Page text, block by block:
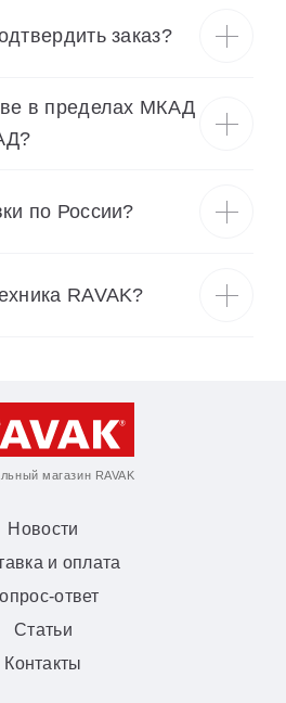
заказ?
в пределах МКАД
по России?
RAVAK?
магазин RAVAK
Новости
и оплата
ответ
Статьи
Контакты